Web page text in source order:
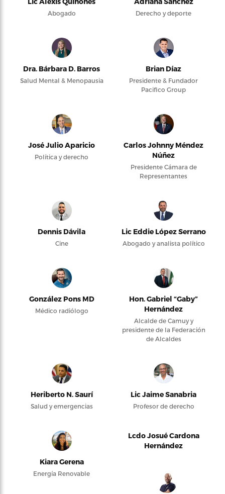
Abogado Derecho y deporte
Dra. Bárbara D. Barros
Salud Mental & Menopausia
Brian Díaz
Presidente & Fundador
Pacifico Group
José Julio Aparicio
Política y derecho
Carlos Johnny Méndez
Núñez
Presidente Cámara de
Representantes
Dennis Dávila
Cine
Lic Eddie López Serrano
Abogado y analista político
González Pons MD
Médico radiólogo
Hon. Gabriel “Gaby”
Hernández
Alcalde de Camuy y
presidente de la Federación
de Alcaldes
Heriberto N. Saurí
Salud y emergencias
Lic Jaime Sanabria
Profesor de derecho
Kiara Gerena
Energía Renovable
Lcdo Josué Cardona
Hernández